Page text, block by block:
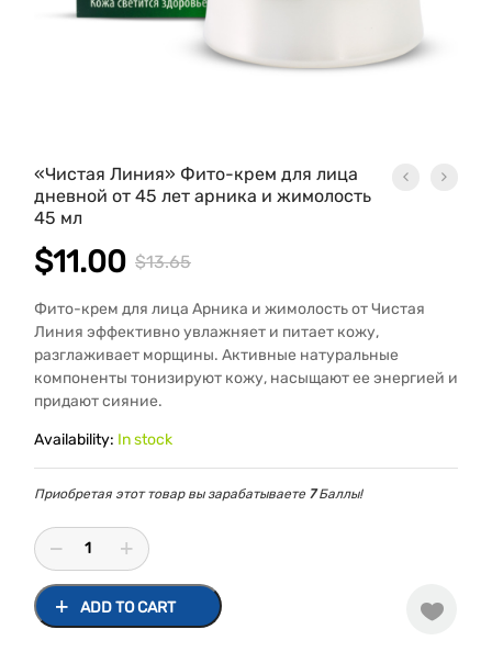
«Чистая Линия» Фито-крем для лица
дневной от 45 лет арника и жимолость
45 мл
$13.65
$11.00
Фито-крем для лица Арника и жимолость от Чистая
Линия эффективно увлажняет и питает кожу,
разглаживает морщины. Активные натуральные
компоненты тонизируют кожу, насыщают ее энергией и
придают сияние.
Availability: In stock
Приобретая этот товар вы зарабатываете 7Баллы!
ADD TO CART